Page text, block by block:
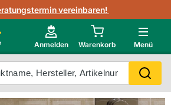
vereinbaren!
Anmelden Warenkorb Menü
App
Fliesenserie Paladina